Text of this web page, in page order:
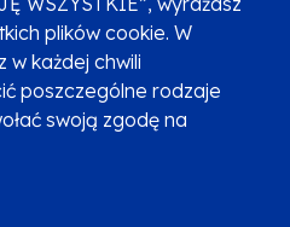
plików cookie. W
w każdej chwili
poszczególne rodzaje
swoją zgodę na
2014-2020
prywatności
Zgłoś błąd Mapa strony